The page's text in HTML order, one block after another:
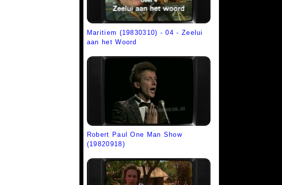
Maritiem (19830310) - 04 - Zeelui
aan het Woord
Robert Paul One Man Show
(19820918)